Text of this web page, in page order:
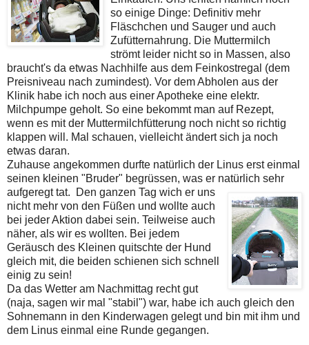
so einige Dinge: Definitiv mehr
Fläschchen und Sauger und auch
Zufütternahrung. Die Muttermilch
strömt leider nicht so in Massen, also
braucht's da etwas Nachhilfe aus dem Feinkostregal (dem
Preisniveau nach zumindest). Vor dem Abholen aus der
Klinik habe ich noch aus einer Apotheke eine elektr.
Milchpumpe geholt. So eine bekommt man auf Rezept,
wenn es mit der Muttermilchfütterung noch nicht so richtig
klappen will. Mal schauen, vielleicht ändert sich ja noch
etwas daran.
Zuhause angekommen durfte natürlich der Linus erst einmal
seinen kleinen "Bruder" begrüssen, was er natürlich sehr
aufgeregt tat.
Den ganzen Tag wich er uns
nicht mehr von den Füßen und wollte auch
bei jeder Aktion dabei sein. Teilweise auch
näher, als wir es wollten. Bei jedem
Geräusch des Kleinen quitschte der Hund
gleich mit, die beiden schienen sich schnell
einig zu sein!
Da das Wetter am Nachmittag recht gut
(naja, sagen wir mal "stabil") war, habe ich auch gleich den
Sohnemann in den Kinderwagen gelegt und bin mit ihm und
dem Linus einmal eine Runde gegangen.